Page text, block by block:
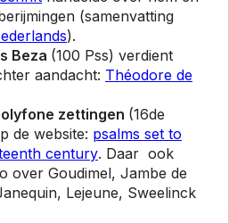
(samenvatting
).
Beza (100 Pss) verdient
aandacht: Théodore de
zettingen (16de
de website: psalms set to
century. Daar ook
over Goudimel, Jambe de
Lejeune, Sweelinck